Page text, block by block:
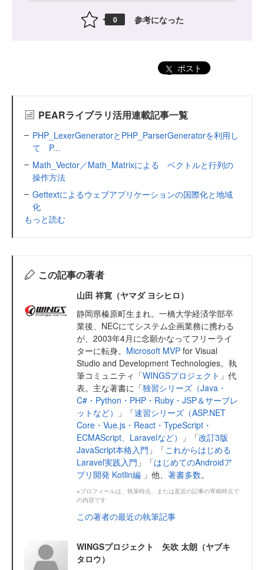
0 参考になった
ポスト
PEARライブラリ活用連載記事一覧
PHP_LexerGeneratorとPHP_ParserGeneratorを利用し
て P...
Math_Vector／Math_Matrixによる ベクトルと行列の
操作方法
Gettextによるウェブアプリケーションの国際化と地域
化
もっと読む
この記事の著者
山田 祥寛（ヤマダ ヨシヒロ）
静岡県榛原町生まれ。一橋大学経済学部卒
業後、NECにてシステム企画業務に携わる
が、2003年4月に念願かなってフリーライ
ターに転身。 Microsoft MVP for Visual
Studio and Development Technologies。執
筆コミュニティ「WINGSプロジェクト 」代
表。主な著書に「独習シリーズ（Java・
C#・Python・PHP・Ruby・JSP＆サーブレ
ットなど）
」「速習シリーズ（ASP.NET
Core・Vue.js・React・TypeScript・
ECMAScript、Laravelなど）
」「改訂3版
JavaScript本格入門 」「これからはじめる
Laravel実践入門 」「はじめてのAndroidア
プリ開発 Kotlin編 」他、 著書多数。
※プロフィールは、執筆時点、または直近の記事の寄稿時点で
の内容です
この著者の最近の執筆記事
WINGSプロジェクト 矢吹 太朗（ヤブキ
タロウ）